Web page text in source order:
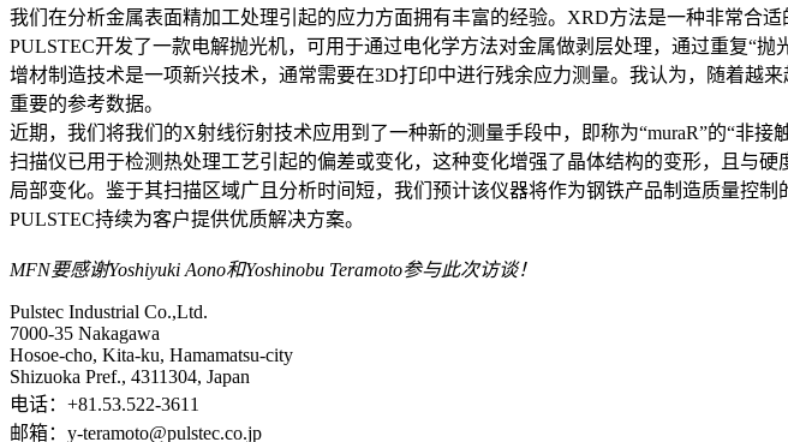
我们在分析金属表面精加工处理引起的应力方面拥有丰富的经验。XRD方法是一种非常合
PULSTEC开发了一款电解抛光机，可用于通过电化学方法对金属做剥层处理，通过重复“抛
增材制造技术是一项新兴技术，通常需要在3D打印中进行残余应力测量。我认为，随着越
重要的参考数据。
近期，我们将我们的X射线衍射技术应用到了一种新的测量手段中，即称为“muraR”的“非
扫描仪已用于检测热处理工艺引起的偏差或变化，这种变化增强了晶体结构的变形，且与
局部变化。鉴于其扫描区域广且分析时间短，我们预计该仪器将作为钢铁产品制造质量控制
PULSTEC持续为客户提供优质解决方案。
MFN要感谢Yoshiyuki Aono和Yoshinobu Teramoto参与此次访谈！
Pulstec Industrial Co.,Ltd.
7000-35 Nakagawa
Hosoe-cho, Kita-ku, Hamamatsu-city
Shizuoka Pref., 4311304, Japan
电话：+81.53.522-3611
邮箱：y-teramoto@pulstec.co.jp